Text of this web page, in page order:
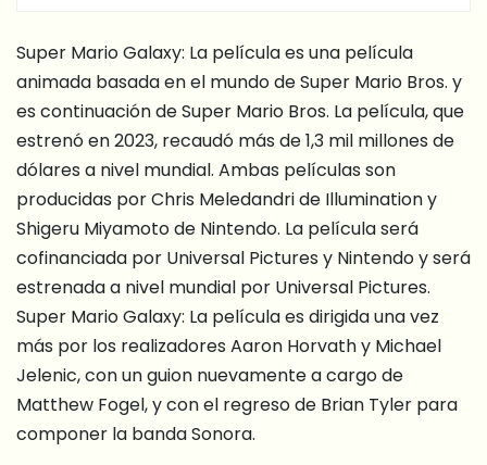
Super Mario Galaxy: La película es una película
animada basada en el mundo de Super Mario Bros. y
es continuación de Super Mario Bros. La película, que
estrenó en 2023, recaudó más de 1,3 mil millones de
dólares a nivel mundial. Ambas películas son
producidas por Chris Meledandri de Illumination y
Shigeru Miyamoto de Nintendo. La película será
cofinanciada por Universal Pictures y Nintendo y será
estrenada a nivel mundial por Universal Pictures.
Super Mario Galaxy: La película es dirigida una vez
más por los realizadores Aaron Horvath y Michael
Jelenic, con un guion nuevamente a cargo de
Matthew Fogel, y con el regreso de Brian Tyler para
componer la banda Sonora.